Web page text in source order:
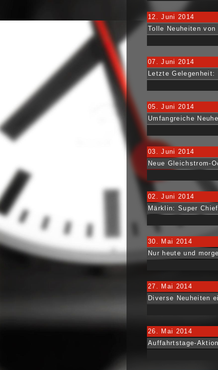
12. Juni 2014
Tolle Neuheiten
07. Juni 2014
Letzte
05. Juni 2014
Umfangreiche
03. Juni 2014
Neue Gleichstrom-
02. Juni 2014
Märklin: Super
30. Mai 2014
Nur heute und
27. Mai 2014
Diverse Neuheiten
26. Mai 2014
Auffahrtstage-